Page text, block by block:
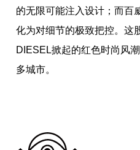
的无限可能注入设计；而百
化为对细节的极致把控。这
DIESEL掀起的红色时尚风
多城市。